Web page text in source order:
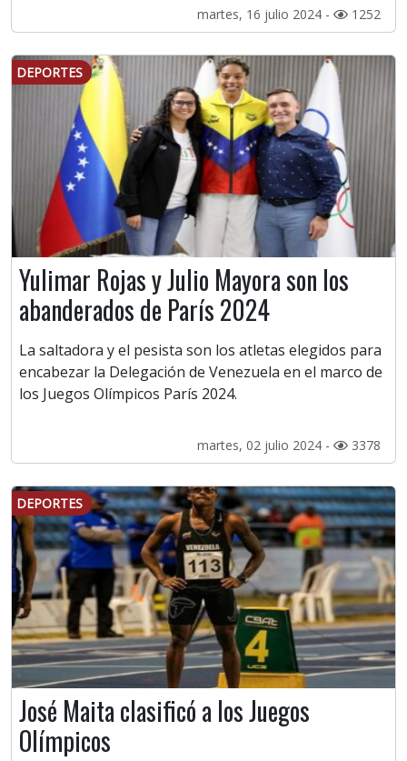
martes, 16 julio 2024 - 1252
DEPORTES
Yulimar Rojas y Julio Mayora son los
abanderados de París 2024
La saltadora y el pesista son los atletas elegidos para
encabezar la Delegación de Venezuela en el marco de
los Juegos Olímpicos París 2024.
martes, 02 julio 2024 - 3378
DEPORTES
José Maita clasificó a los Juegos
Olímpicos